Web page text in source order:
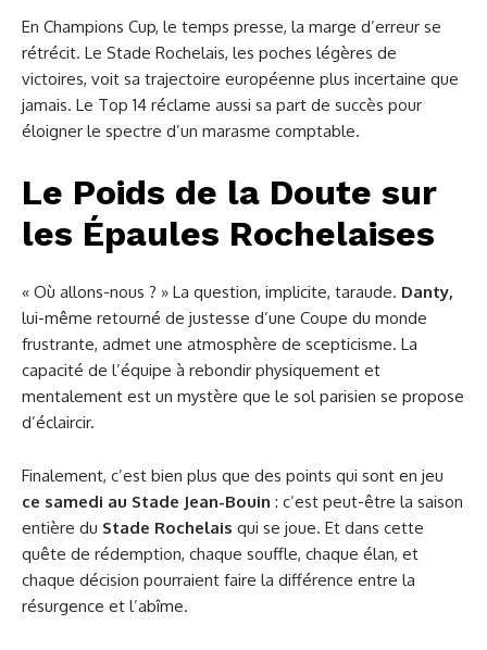
En Champions Cup, le temps presse, la marge d’erreur se
rétrécit. Le Stade Rochelais, les poches légères de
victoires, voit sa trajectoire européenne plus incertaine que
jamais. Le Top 14 réclame aussi sa part de succès pour
éloigner le spectre d’un marasme comptable.
Le Poids de la Doute sur
les Épaules Rochelaises
« Où allons-nous ? » La question, implicite, taraude. Danty,
lui-même retourné de justesse d’une Coupe du monde
frustrante, admet une atmosphère de scepticisme. La
capacité de l’équipe à rebondir physiquement et
mentalement est un mystère que le sol parisien se propose
d’éclaircir.
Finalement, c’est bien plus que des points qui sont en jeu
ce samedi au Stade Jean-Bouin : c’est peut-être la saison
entière du Stade Rochelais qui se joue. Et dans cette
quête de rédemption, chaque souffle, chaque élan, et
chaque décision pourraient faire la différence entre la
résurgence et l’abîme.